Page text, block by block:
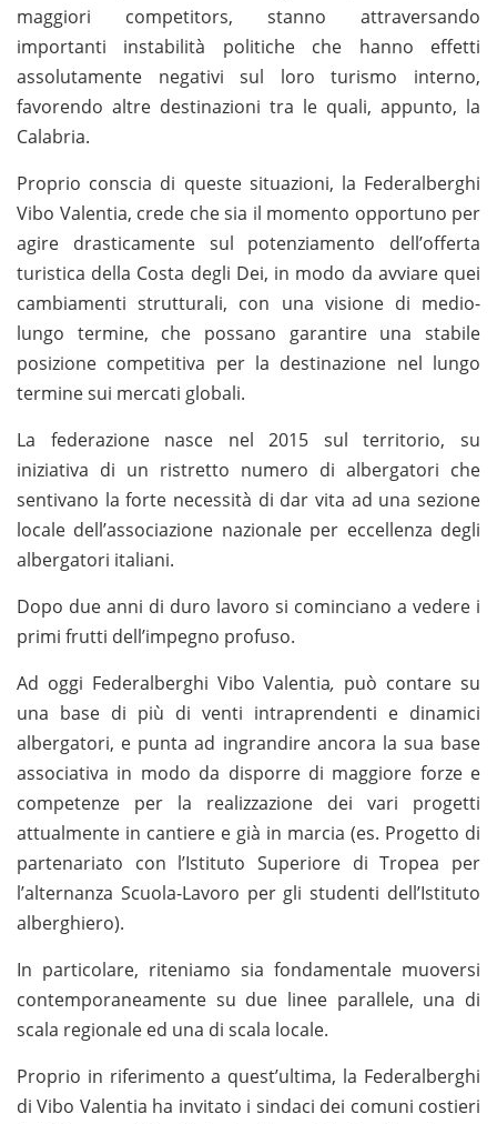
maggiori competitors, stanno attraversando
importanti instabilità politiche che hanno effetti
assolutamente negativi sul loro turismo interno,
favorendo altre destinazioni tra le quali, appunto, la
Calabria.
Proprio conscia di queste situazioni, la Federalberghi
Vibo Valentia, crede che sia il momento opportuno per
agire drasticamente sul potenziamento dell’offerta
turistica della Costa degli Dei, in modo da avviare quei
cambiamenti strutturali, con una visione di medio-
lungo termine, che possano garantire una stabile
posizione competitiva per la destinazione nel lungo
termine sui mercati globali.
La federazione nasce nel 2015 sul territorio, su
iniziativa di un ristretto numero di albergatori che
sentivano la forte necessità di dar vita ad una sezione
locale dell’associazione nazionale per eccellenza degli
albergatori italiani.
Dopo due anni di duro lavoro si cominciano a vedere i
primi frutti dell’impegno profuso.
Ad oggi Federalberghi Vibo Valentia, può contare su
una base di più di venti intraprendenti e dinamici
albergatori, e punta ad ingrandire ancora la sua base
associativa in modo da disporre di maggiore forze e
competenze per la realizzazione dei vari progetti
attualmente in cantiere e già in marcia (es. Progetto di
partenariato con l’Istituto Superiore di Tropea per
l’alternanza Scuola-Lavoro per gli studenti dell’Istituto
alberghiero).
In particolare, riteniamo sia fondamentale muoversi
contemporaneamente su due linee parallele, una di
scala regionale ed una di scala locale.
Proprio in riferimento a quest’ultima, la Federalberghi
di Vibo Valentia ha invitato i sindaci dei comuni costieri